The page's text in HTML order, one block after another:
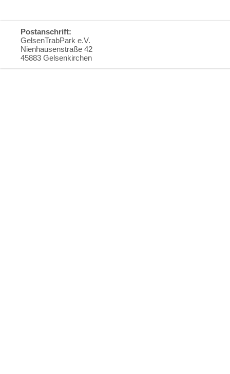
Postanschrift:
GelsenTrabPark e.V.
Nienhausenstraße 42
45883 Gelsenkirchen